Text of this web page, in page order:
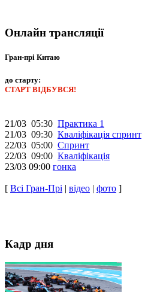
Онлайн трансляції
Гран-прі Китаю
до старту:
СТАРТ ВІДБУВСЯ!
21/03 05:30 Практика 1
21/03 09:30 Кваліфікація спринт
22/03 05:00 Спринт
22/03 09:00 Кваліфікація
23/03 09:00 гонка
[ Всі Гран-Прі | відео | фото ]
Кадр дня